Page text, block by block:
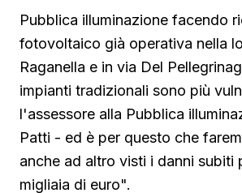
Pubblica illuminazione facendo
fotovoltaico già operativa nella
Raganella e in via Del
impianti tradizionali sono più
l'assessore alla Pubblica
Patti - ed è per questo che
anche ad altro visti i danni subiti
migliaia di euro".